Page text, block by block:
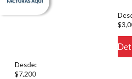
Notice: Undefined index:
/PageGearCloud/www/html/es/
Desde:
$7,200